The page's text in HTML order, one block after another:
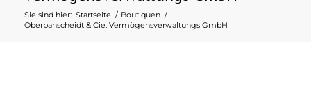
Sie sind hier: Startseite / Boutiquen /
Oberbanscheidt & Cie. Vermögensverwaltungs GmbH